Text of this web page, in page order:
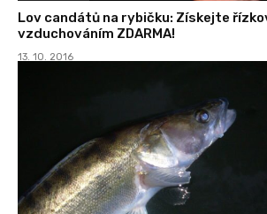
Lov candátů na rybičku: Získejte
vzduchováním ZDARMA!
13. 10. 2016